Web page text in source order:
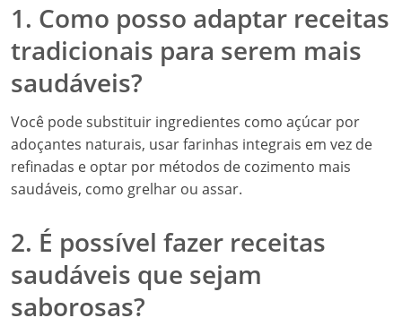
1. Como posso adaptar receitas
tradicionais para serem mais
saudáveis?
Você pode substituir ingredientes como açúcar por
adoçantes naturais, usar farinhas integrais em vez de
refinadas e optar por métodos de cozimento mais
saudáveis, como grelhar ou assar.
2. É possível fazer receitas
saudáveis que sejam
saborosas?